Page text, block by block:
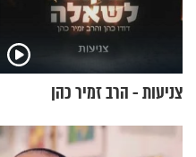
צניעות - הרב זמיר כהן